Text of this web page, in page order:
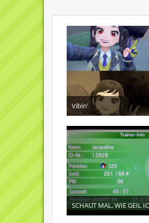
Vibin'
28. November
5
15. Juni 2016